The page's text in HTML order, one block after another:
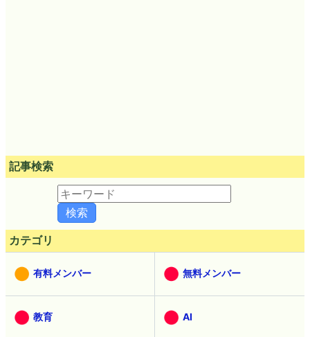
記事検索
カテゴリ
有料メンバー 無料メンバー
教育 AI